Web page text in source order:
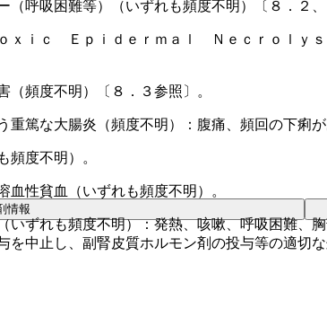
呼吸困難等）（いずれも頻度不明）〔８．２、
ｘｉｃ Ｅｐｉｄｅｒｍａｌ Ｎｅｃｒｏｌｙ
頻度不明）〔８．３参照〕。
篤な大腸炎（頻度不明）：腹痛、頻回の下痢
度不明）。
性貧血（いずれも頻度不明）。
ずれも頻度不明）：発熱、咳嗽、呼吸困難、
中止し、副腎皮質ホルモン剤の投与等の適切な
情報